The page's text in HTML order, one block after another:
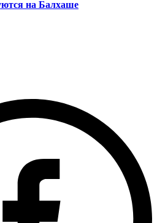
на Балхаше